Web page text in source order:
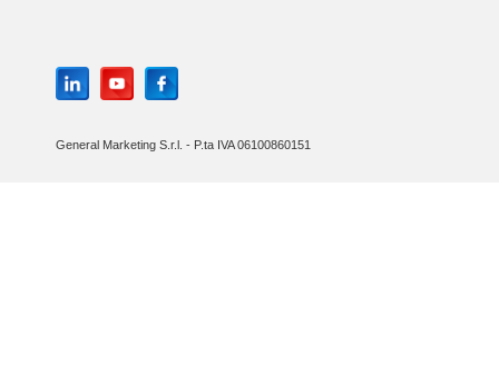
General Marketing S.r.l. - P.ta IVA 06100860151